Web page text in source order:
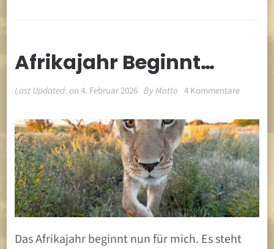
Afrikajahr Beginnt…
Last Updated:on4. Februar 2026 ByMatto 4 Kommentarezu
Das Afrikajahr beginnt nun für mich. Es steht